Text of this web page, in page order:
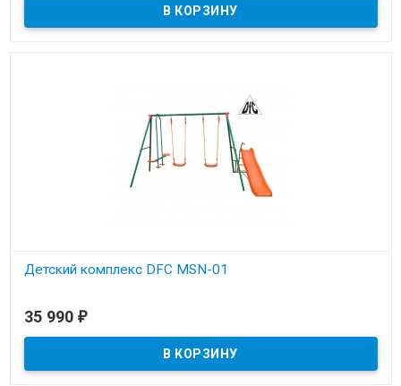
Детский комплекс DFC MSN-01
35 990 ₽